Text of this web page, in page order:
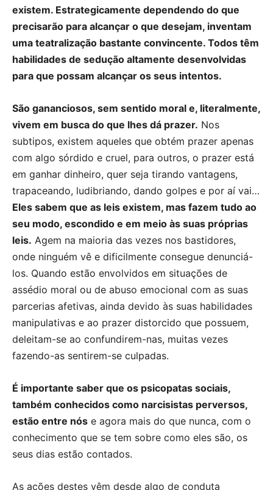
existem. Estrategicamente dependendo do que
precisarão para alcançar o que desejam, inventam
uma teatralização bastante convincente. Todos têm
habilidades de sedução altamente desenvolvidas
para que possam alcançar os seus intentos.
São gananciosos, sem sentido moral e, literalmente,
vivem em busca do que lhes dá prazer. Nos
subtipos, existem aqueles que obtém prazer apenas
com algo sórdido e cruel, para outros, o prazer está
em ganhar dinheiro, quer seja tirando vantagens,
trapaceando, ludibriando, dando golpes e por aí vai…
Eles sabem que as leis existem, mas fazem tudo ao
seu modo, escondido e em meio às suas próprias
leis. Agem na maioria das vezes nos bastidores,
onde ninguém vê e dificilmente consegue denunciá-
los. Quando estão envolvidos em situações de
assédio moral ou de abuso emocional com as suas
parcerias afetivas, ainda devido às suas habilidades
manipulativas e ao prazer distorcido que possuem,
deleitam-se ao confundirem-nas, muitas vezes
fazendo-as sentirem-se culpadas.
É importante saber que os psicopatas sociais,
também conhecidos como narcisistas perversos,
estão entre nós e agora mais do que nunca, com o
conhecimento que se tem sobre como eles são, os
seus dias estão contados.
As ações destes vêm desde algo de conduta